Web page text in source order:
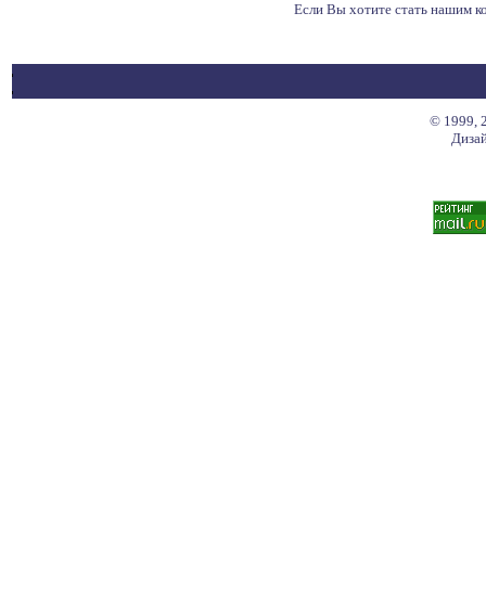
Если Вы хотите стать нашим
© 1999,